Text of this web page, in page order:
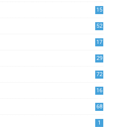
15
52
17
29
72
16
68
1